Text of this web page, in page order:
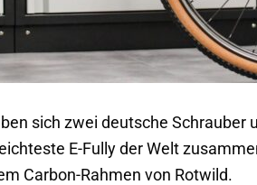
sich zwei deutsche Schrauber
E-Fully der Welt
Carbon-Rahmen von Rotwild.